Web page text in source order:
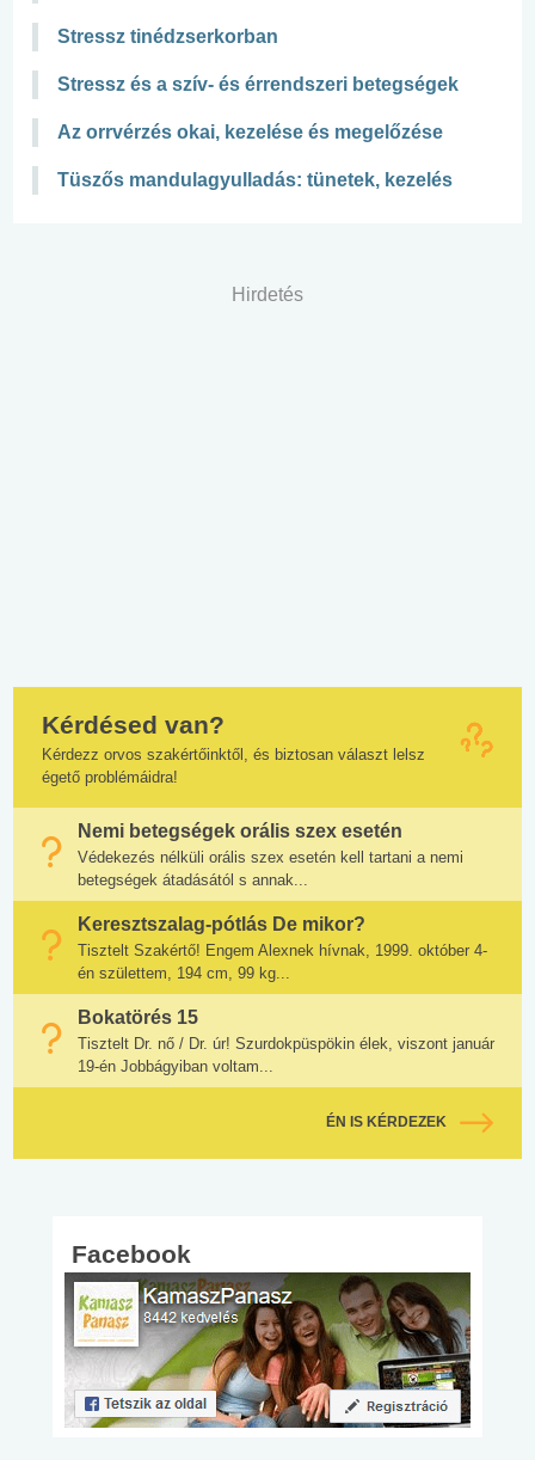
Stressz tinédzserkorban
Stressz és a szív- és érrendszeri betegségek
Az orrvérzés okai, kezelése és megelőzése
Tüszős mandulagyulladás: tünetek, kezelés
Hirdetés
Kérdésed van?
Kérdezz orvos szakértőinktől, és biztosan választ lelsz
égető problémáidra!
Nemi betegségek orális szex esetén
Védekezés nélküli orális szex esetén kell tartani a nemi
betegségek átadásától s annak...
Keresztszalag-pótlás De mikor?
Tisztelt Szakértő! Engem Alexnek hívnak, 1999. október 4-
én születtem, 194 cm, 99 kg...
Bokatörés 15
Tisztelt Dr. nő / Dr. úr! Szurdokpüspökin élek, viszont január
19-én Jobbágyiban voltam...
ÉN IS KÉRDEZEK
Facebook